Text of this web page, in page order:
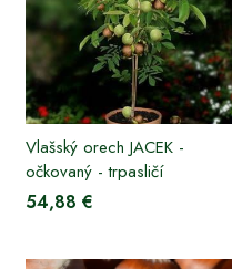
Vlašský orech JACEK -
očkovaný - trpasličí
54,88 €